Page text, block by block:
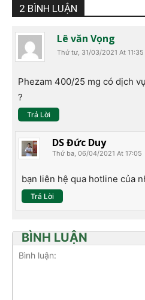
2 BÌNH LUẬN
Lê văn Vọng
Thứ tư, 31/03/2021 At 11:35
Phezam 400/25 mg có dịch
?
Trả Lời
DS Đức Duy
Thứ ba, 06/04/2021 At 17:05
bạn liên hệ qua hotline của
Trả Lời
BÌNH LUẬN